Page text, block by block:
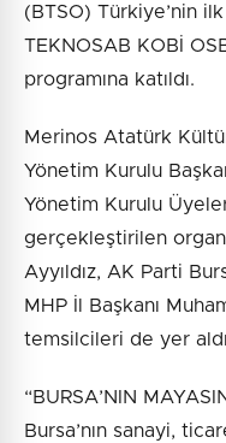
(BTSO) Türkiye’nin
TEKNOSAB KOBİ
programına katıldı.
Merinos Atatürk
Yönetim Kurulu
Yönetim Kurulu
gerçekleştirilen
Ayyıldız, AK Parti
MHP İl Başkanı
temsilcileri de yer
“BURSA’NIN
Bursa’nın sanayi,